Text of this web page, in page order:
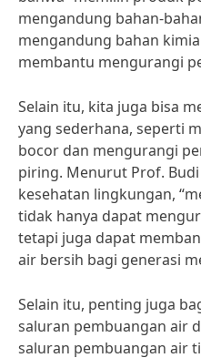
mengandung bahan-
mengandung bahan
membantu mengurangi
Selain itu, kita juga bisa
yang sederhana, seperti
bocor dan mengurangi
piring. Menurut Prof.
kesehatan lingkungan,
tidak hanya dapat
tetapi juga dapat
air bersih bagi generasi
Selain itu, penting juga
saluran pembuangan air
saluran pembuangan air